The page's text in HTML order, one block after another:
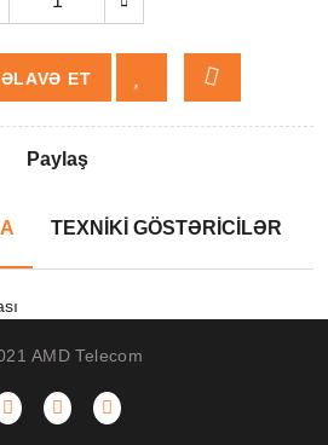
ET
Paylaş
TEXNİKİ GÖSTƏRİCİLƏR
AMD Telecom